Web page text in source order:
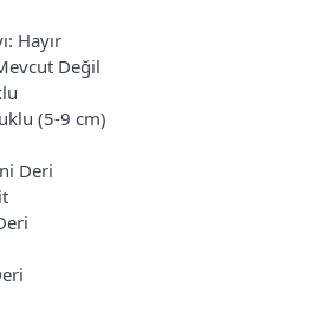
Hayır
Değil
(5-9 cm)
Deri